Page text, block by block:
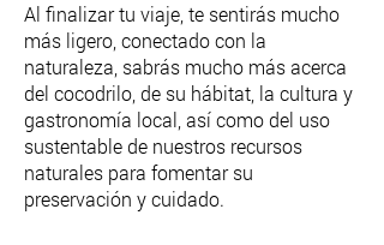
Al finalizar tu viaje, te sentirás mucho
más ligero, conectado con la
naturaleza, sabrás mucho más acerca
del cocodrilo, de su hábitat, la cultura y
gastronomía local, así como del uso
sustentable de nuestros recursos
naturales para fomentar su
preservación y cuidado.